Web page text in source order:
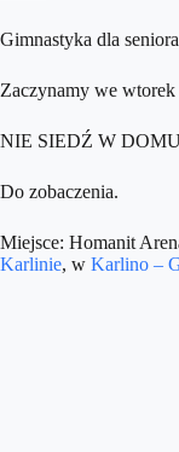
Gimnastyka dla
Zaczynamy we
NIE SIEDŹ W
Do zobaczenia.
Miejsce: Homanit
Karlinie, w Karlino –